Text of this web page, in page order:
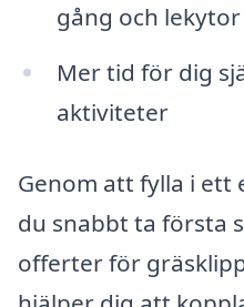
gång och lekytor
Mer tid för dig
aktiviteter
Genom att fylla i ett
du snabbt ta första
offerter för